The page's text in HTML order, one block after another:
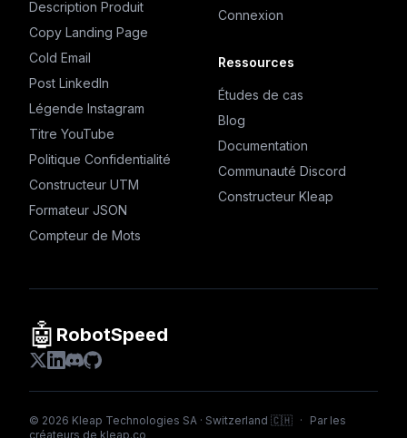
Description Produit
Copy Landing Page
Cold Email
Post LinkedIn
Légende Instagram
Titre YouTube
Politique Confidentialité
Constructeur UTM
Formateur JSON
Compteur de Mots
Connexion
Ressources
Études de cas
Blog
Documentation
Communauté Discord
Constructeur Kleap
🤖 RobotSpeed
© 2026 Kleap Technologies SA · Switzerland 🇨🇭 ·
Par les
créateurs de kleap.co